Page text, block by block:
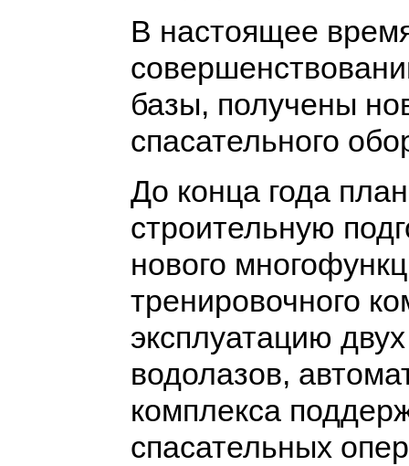
В настоящее
базы, получены
спасательного
До конца года
строительную
нового
тренировочного
эксплуатацию
водолазов,
комплекса
спасательных